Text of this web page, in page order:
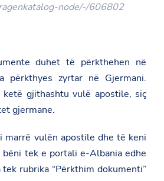
node/-/606802
duhet të përkthehen në
përkthyes zyrtar në Gjermani.
gjithashtu vulë apostile, siç
gjermane.
marrë vulën apostile dhe të keni
tek e portali e-Albania edhe
rubrika “Përkthim dokumenti”